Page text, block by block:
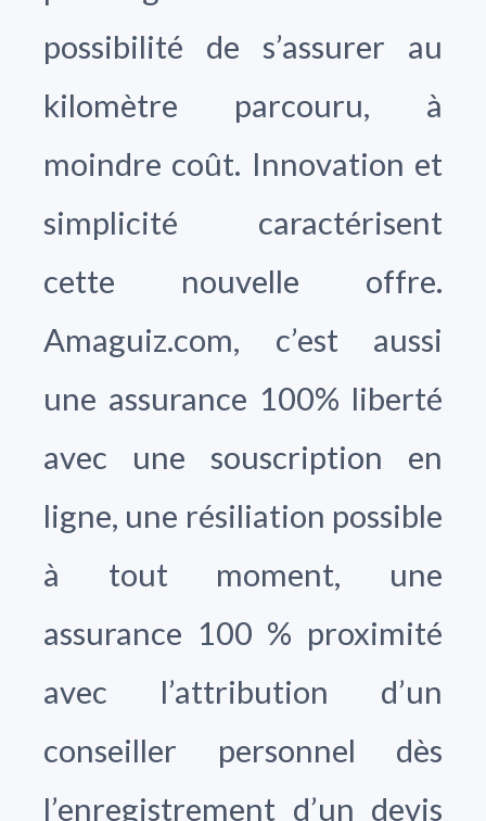
possibilité de s’assurer au
kilomètre parcouru, à
moindre coût. Innovation et
simplicité caractérisent
cette nouvelle offre.
Amaguiz.com, c’est aussi
une assurance 100% liberté
avec une souscription en
ligne, une résiliation possible
à tout moment, une
assurance 100 % proximité
avec l’attribution d’un
conseiller personnel dès
l’enregistrement d’un devis